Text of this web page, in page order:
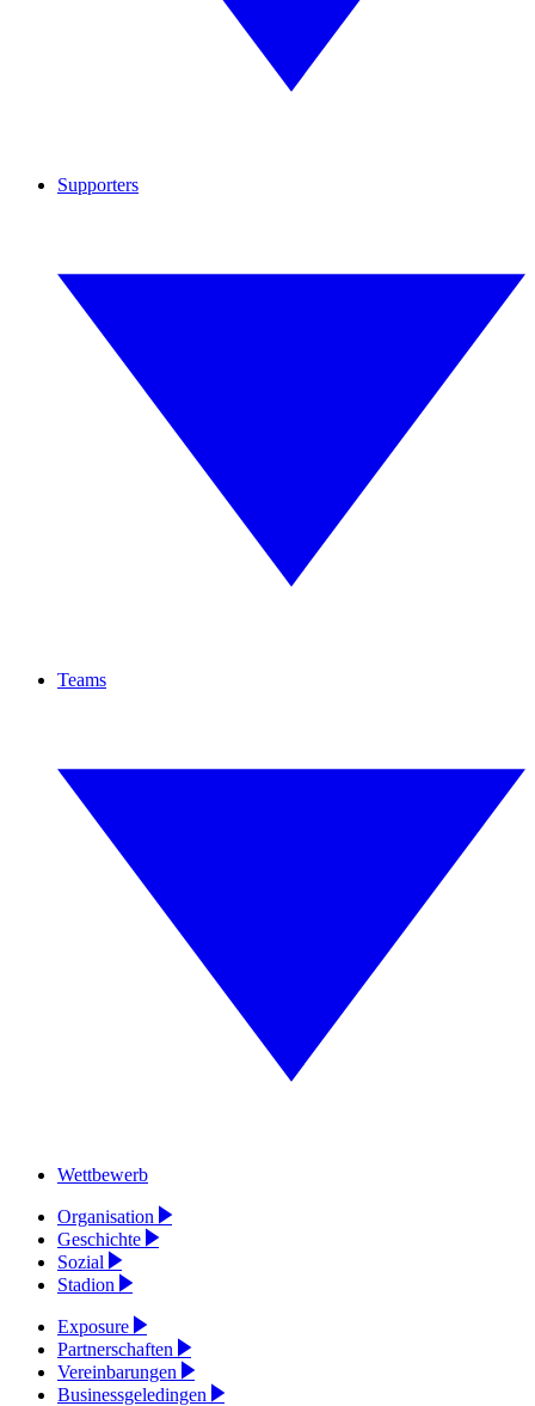
Supporters
Teams
Wettbewerb
Organisation
Geschichte
Sozial
Stadion
Exposure
Partnerschaften
Vereinbarungen
Businessgeledingen